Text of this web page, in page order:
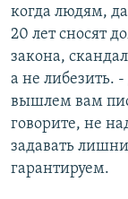
когда людям,
20 лет сносят
закона,
а не либезить.
вышлем вам
говорите, не
задавать
гарантируем.